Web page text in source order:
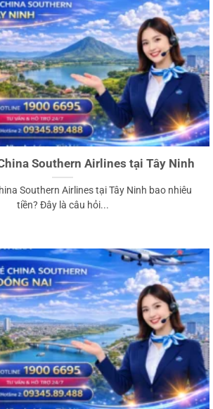
Southern Airlines tại Tây Ninh
Southern Airlines tại Tây Ninh bao nhiêu
tiền? Đây là câu hỏi...